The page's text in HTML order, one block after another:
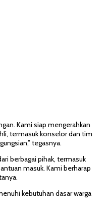
Kami siap mengerahkan
termasuk konselor dan tim
tegasnya.
berbagai pihak, termasuk
masuk. Kami berharap
kebutuhan dasar warga